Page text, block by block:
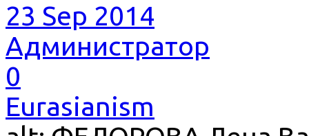
23 Sep 2014
Администратор
0
Eurasianism